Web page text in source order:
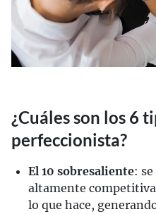
¿Cuáles son los 6
perfeccionista?
El 10 sobresaliente:
altamente
lo que hace,